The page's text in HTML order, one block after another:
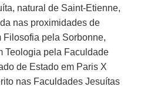
natural de Saint-Etienne,
nas proximidades de
Filosofia pela Sorbonne,
Teologia pela Faculdade
de Estado em Paris X
nas Faculdades Jesuítas